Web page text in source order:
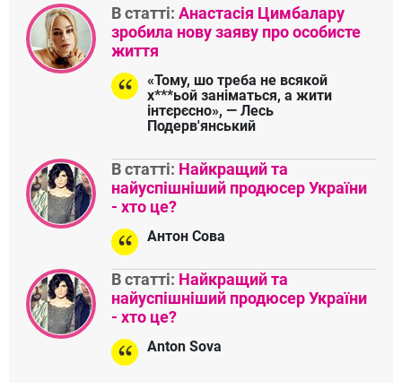
В статті: Анастасія Цимбалару
зробила нову заяву про особисте
життя
«Тому, шо треба не всякой
х***ьой заніматься, а жити
інтєрєсно», — Лесь
Подерв'янський
В статті: Найкращий та
найуспішніший продюсер України
- хто це?
Антон Сова
В статті: Найкращий та
найуспішніший продюсер України
- хто це?
Anton Sova